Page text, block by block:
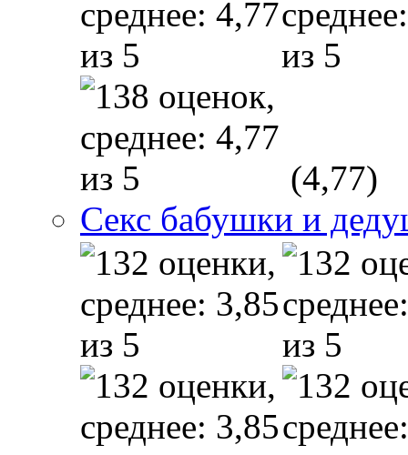
(4,77)
Секс бабушки и